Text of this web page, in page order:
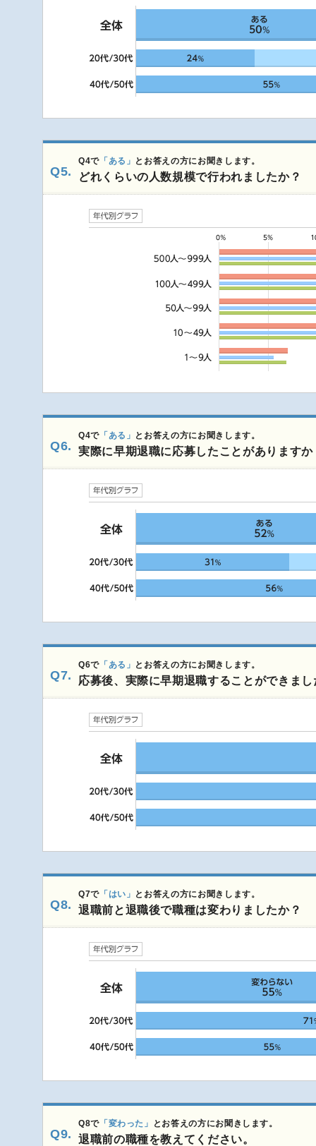
Q5.
Q4で「ある」 とお答えの方にお聞きします。
どれくらいの人数規模で行われましたか？
Q6.
Q4で「ある」 とお答えの方にお聞きします。
実際に早期退職に応募したことがありますか
Q7.
Q6で「ある」 とお答えの方にお聞きします。
応募後、実際に早期退職することができまし
Q8.
Q7で「はい」 とお答えの方にお聞きします。
退職前と退職後で職種は変わりましたか？
Q9.
Q8で「変わった」 とお答えの方にお聞きします。
退職前の職種を教えてください。